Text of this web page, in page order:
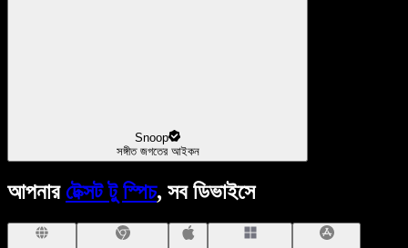
Snoop
সঙ্গীত জগতের আইকন
আপনার টেক্সট টু স্পিচ, সব ডিভাইসে